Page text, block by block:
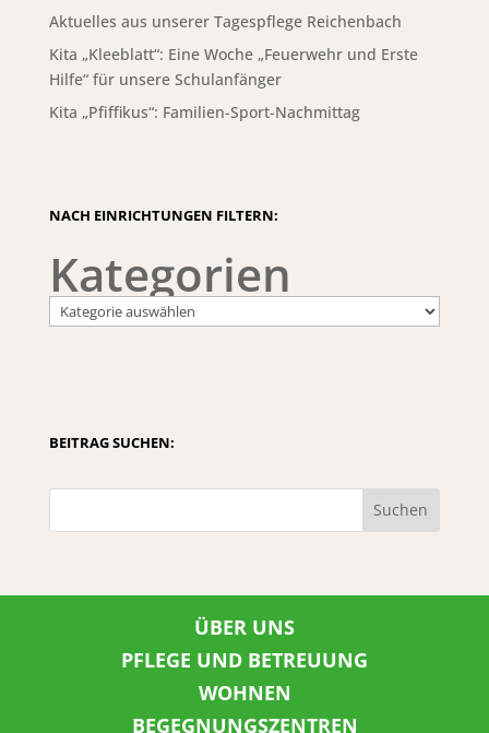
Aktuelles aus unserer Tagespflege Reichenbach
Kita „Kleeblatt“: Eine Woche „Feuerwehr und Erste
Hilfe“ für unsere Schulanfänger
Kita „Pfiffikus“: Familien-Sport-Nachmittag
NACH EINRICHTUNGEN FILTERN:
Kategorien
BEITRAG SUCHEN:
Suchen
ÜBER UNS
PFLEGE UND BETREUUNG
WOHNEN
BEGEGNUNGSZENTREN